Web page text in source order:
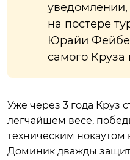
уведомлении,
на постере
Юрайи
самого Круза
Уже через 3 года Круз
легчайшем весе,
техническим нокаутом
Доминик дважды